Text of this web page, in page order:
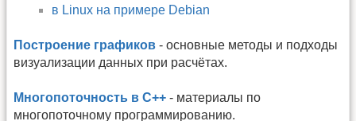
в Linux на примере Debian
Построение графиков - основные методы и подходы
визуализации данных при расчётах.
Многопоточность в С++ - материалы по
многопоточному программированию.